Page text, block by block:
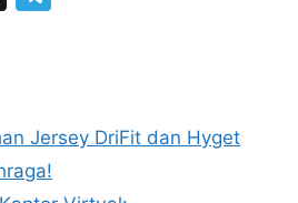
d
s
a
m
Jersey DriFit dan Hyget